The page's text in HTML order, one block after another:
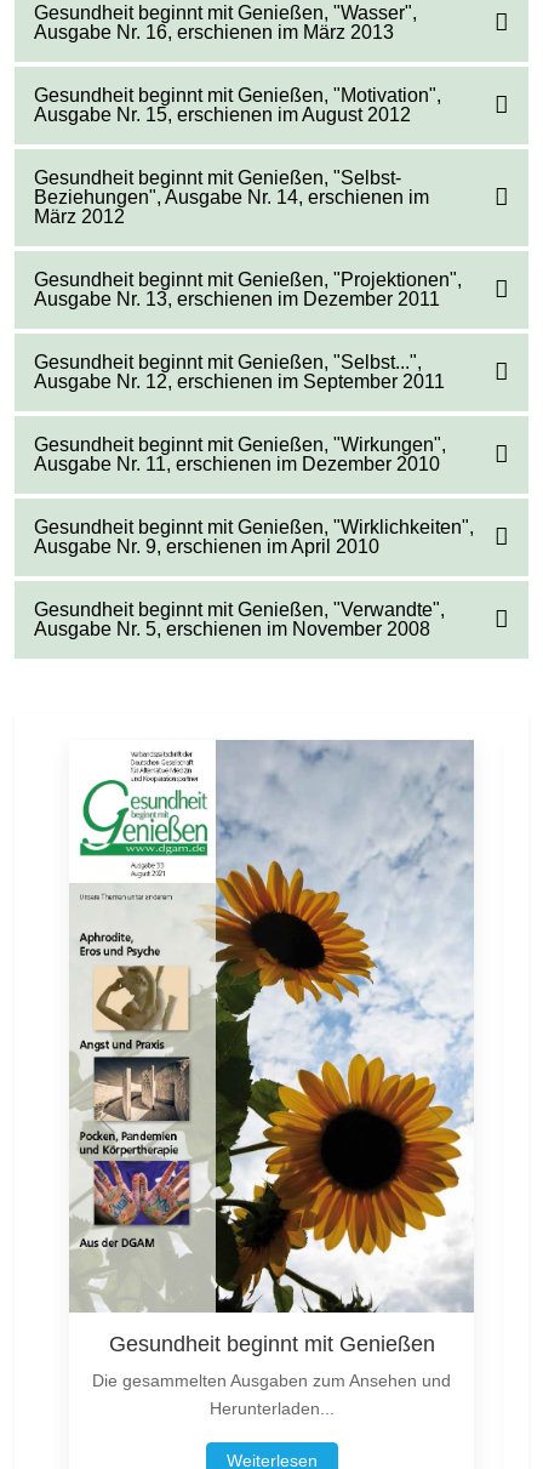
Gesundheit beginnt mit Genießen, "Wasser",
Ausgabe Nr. 16, erschienen im März 2013
Gesundheit beginnt mit Genießen, "Motivation",
Ausgabe Nr. 15, erschienen im August 2012
Gesundheit beginnt mit Genießen, "Selbst-
Beziehungen", Ausgabe Nr. 14, erschienen im
März 2012
Gesundheit beginnt mit Genießen, "Projektionen",
Ausgabe Nr. 13, erschienen im Dezember 2011
Gesundheit beginnt mit Genießen, "Selbst...",
Ausgabe Nr. 12, erschienen im September 2011
Gesundheit beginnt mit Genießen, "Wirkungen",
Ausgabe Nr. 11, erschienen im Dezember 2010
Gesundheit beginnt mit Genießen, "Wirklichkeiten",
Ausgabe Nr. 9, erschienen im April 2010
Gesundheit beginnt mit Genießen, "Verwandte",
Ausgabe Nr. 5, erschienen im November 2008
Gesundheit beginnt mit Genießen
Die gesammelten Ausgaben zum Ansehen und
Herunterladen...
Weiterlesen